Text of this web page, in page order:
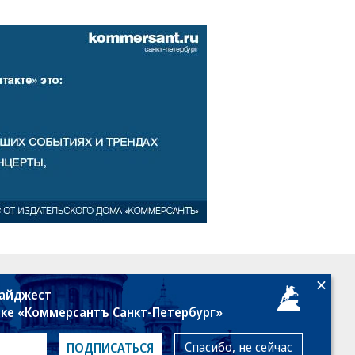
«Коммерсантъ Санкт-Петербург»
ПОДПИСАТЬСЯ Спасибо, не сейчас